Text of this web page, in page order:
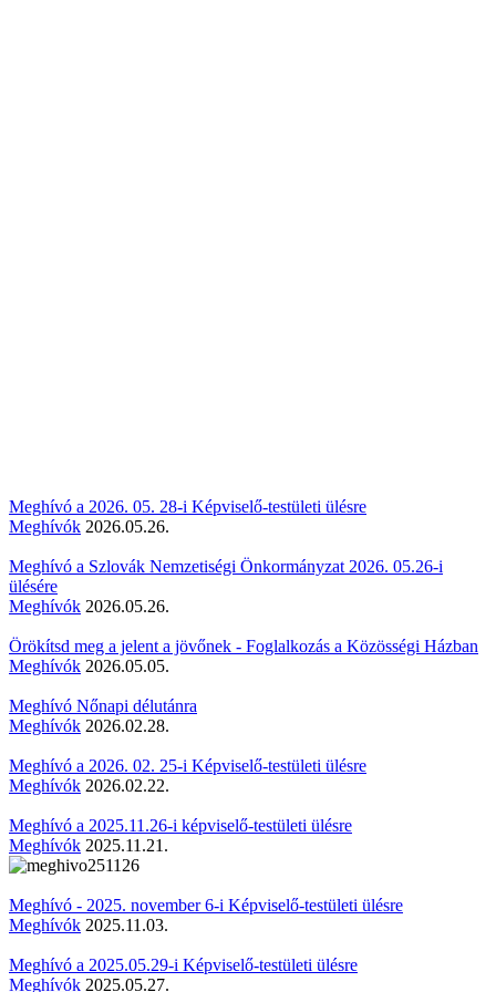
Meghívó a 2026. 05. 28-i Képviselő-testületi ülésre
Meghívók 2026.05.26.
Meghívó a Szlovák Nemzetiségi Önkormányzat 2026. 05.26-i
ülésére
Meghívók 2026.05.26.
Örökítsd meg a jelent a jövőnek - Foglalkozás a Közösségi Házban
Meghívók 2026.05.05.
Meghívó Nőnapi délutánra
Meghívók 2026.02.28.
Meghívó a 2026. 02. 25-i Képviselő-testületi ülésre
Meghívók 2026.02.22.
Meghívó a 2025.11.26-i képviselő-testületi ülésre
Meghívók 2025.11.21.
Meghívó - 2025. november 6-i Képviselő-testületi ülésre
Meghívók 2025.11.03.
Meghívó a 2025.05.29-i Képviselő-testületi ülésre
Meghívók 2025.05.27.